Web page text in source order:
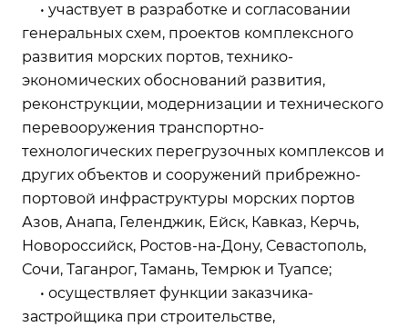
• участвует в разработке и согласовании
генеральных схем, проектов комплексного
развития морских портов, технико-
экономических обоснований развития,
реконструкции, модернизации и технического
перевооружения транспортно-
технологических перегрузочных комплексов и
других объектов и сооружений прибрежно-
портовой инфраструктуры морских портов
Азов, Анапа, Геленджик, Ейск, Кавказ, Керчь,
Новороссийск, Ростов-на-Дону, Севастополь,
Сочи, Таганрог, Тамань, Темрюк и Туапсе;
• осуществляет функции заказчика-
застройщика при строительстве,